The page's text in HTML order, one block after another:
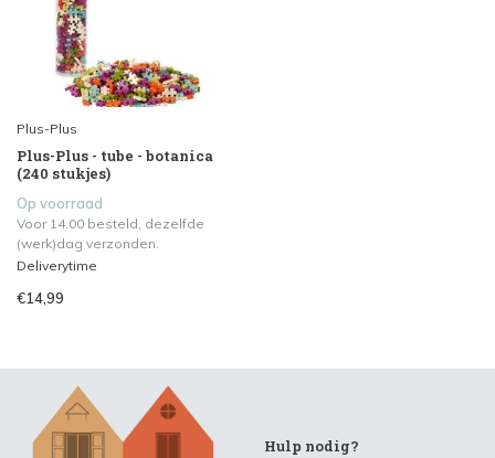
Plus-Plus
Plus-Plus - tube - botanica
(240 stukjes)
Op voorraad
Voor 14.00 besteld, dezelfde
(werk)dag verzonden.
Deliverytime
€14,99
Hulp nodig?